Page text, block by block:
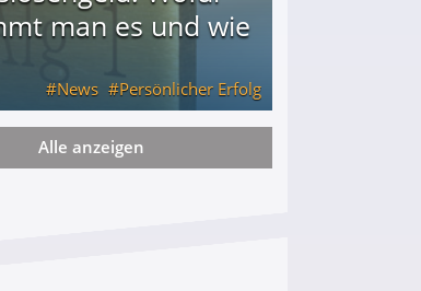
man es und wie
News Persönlicher Erfolg
Alle anzeigen